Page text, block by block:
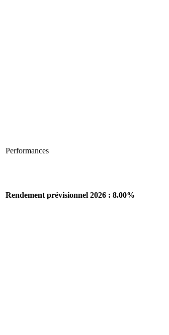
Performances
Rendement prévisionnel 2026 : 8.00%